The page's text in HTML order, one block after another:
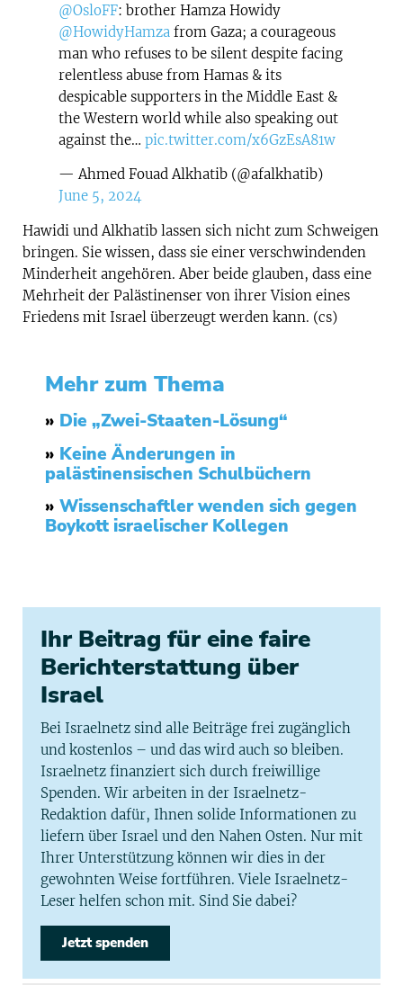
@OsloFF: brother Hamza Howidy
@HowidyHamza from Gaza; a courageous
man who refuses to be silent despite facing
relentless abuse from Hamas & its
despicable supporters in the Middle East &
the Western world while also speaking out
against the… pic.twitter.com/x6GzEsA81w
— Ahmed Fouad Alkhatib (@afalkhatib)
June 5, 2024
Hawidi und Alkhatib lassen sich nicht zum Schweigen
bringen. Sie wissen, dass sie einer verschwindenden
Minderheit angehören. Aber beide glauben, dass eine
Mehrheit der Palästinenser von ihrer Vision eines
Friedens mit Israel überzeugt werden kann. (cs)
Mehr zum Thema
» Die „Zwei-Staaten-Lösung“
» Keine Änderungen in
palästinensischen Schulbüchern
» Wissenschaftler wenden sich gegen
Boykott israelischer Kollegen
Ihr Beitrag für eine faire
Berichterstattung über
Israel
Bei Israelnetz sind alle Beiträge frei zugänglich
und kostenlos – und das wird auch so bleiben.
Israelnetz finanziert sich durch freiwillige
Spenden. Wir arbeiten in der Israelnetz-
Redaktion dafür, Ihnen solide Informationen zu
liefern über Israel und den Nahen Osten. Nur mit
Ihrer Unterstützung können wir dies in der
gewohnten Weise fortführen. Viele Israelnetz-
Leser helfen schon mit. Sind Sie dabei?
Jetzt spenden